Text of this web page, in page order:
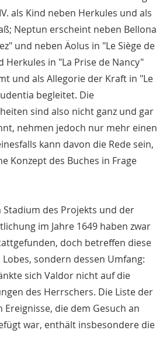
als Kind neben Herkules und als
Neptun erscheint neben Bellona
und neben Äolus in "Le Siège de
Herkules in "La Prise de Nancy"
und als Allegorie der Kraft in "Le
begleitet. Die
sind also nicht ganz und gar
nehmen jedoch nur mehr einen
kann davon die Rede sein,
Konzept des Buches in Frage
des Projekts und der
im Jahre 1649 haben zwar
doch betreffen diese
sondern dessen Umfang:
sich Valdor nicht auf die
des Herrschers. Die Liste der
die dem Gesuch an
war, enthält insbesondere die